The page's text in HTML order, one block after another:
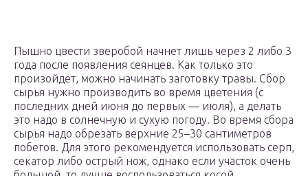
Пышно цвести зверобой начнет лишь через 2 либо 3
года после появления сеянцев. Как только это
произойдет, можно начинать заготовку травы. Сбор
сырья нужно производить во время цветения (с
последних дней июня до первых ― июля), а делать
это надо в солнечную и сухую погоду. Во время сбора
сырья надо обрезать верхние 25–30 сантиметров
побегов. Для этого рекомендуется использовать серп,
секатор либо острый нож, однако если участок очень